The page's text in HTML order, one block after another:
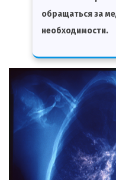
обращаться за
необходимости.